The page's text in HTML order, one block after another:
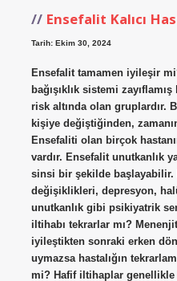
Ensefalit Kalıcı
Tarih: Ekim 30, 2024
Ensefalit tamamen iyileşir
bağışıklık sistemi
risk altında olan gruplardır.
kişiye değiştiğinden,
Ensefaliti olan birçok
vardır. Ensefalit unutkanlık
sinsi bir şekilde başlayabilir.
değişiklikleri, depresyon,
unutkanlık gibi psikiyatrik
iltihabı tekrarlar mı?
iyileştikten sonraki erken
uymazsa hastalığın
mi? Hafif iltihaplar